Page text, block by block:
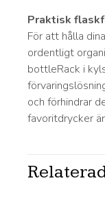
Praktisk
För att hålla
ordentligt
bottleRack i
och förhindrar
favoritdrycker